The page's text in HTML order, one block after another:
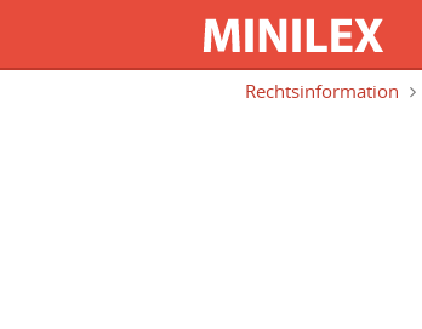
Direkt zum Inhalt
Rechtsinformation